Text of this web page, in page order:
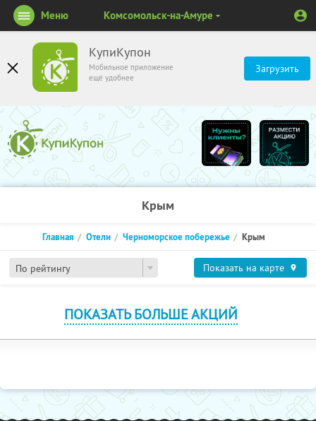
КупиКупон
Мобильное приложение
ещё удобнее
Загрузить
Меню Комсомольск-на-Амуре
Крым
По рейтингу
Главная Отели Черноморское побережье Крым
Показать на карте
ПОКАЗАТЬ БОЛЬШЕ АКЦИЙ